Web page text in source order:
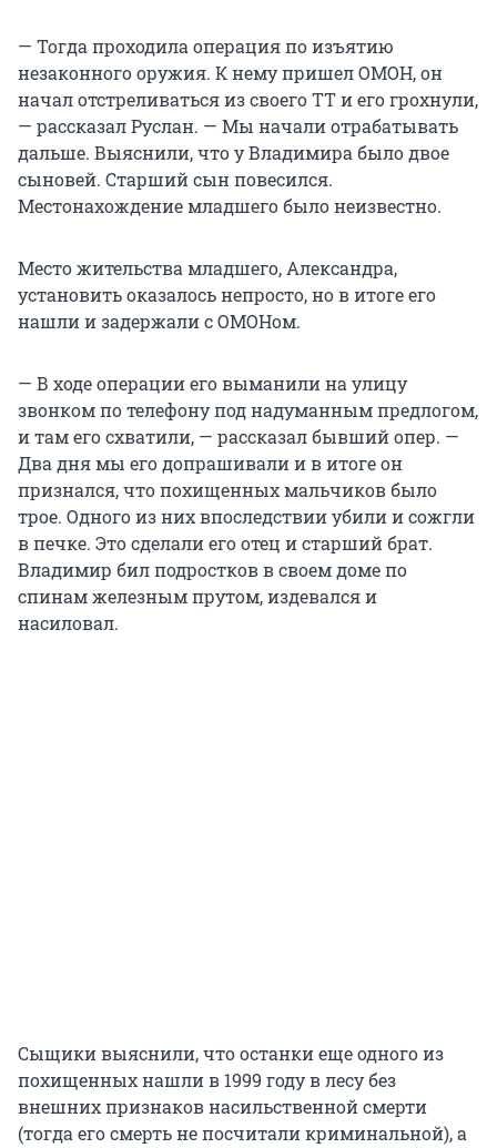
— Тогда проходила операция по изъятию
незаконного оружия. К нему пришел ОМОН, он
начал отстреливаться из своего ТТ и его грохнули,
— рассказал Руслан. — Мы начали отрабатывать
дальше. Выяснили, что у Владимира было двое
сыновей. Старший сын повесился.
Местонахождение младшего было неизвестно.
Место жительства младшего, Александра,
установить оказалось непросто, но в итоге его
нашли и задержали с ОМОНом.
— В ходе операции его выманили на улицу
звонком по телефону под надуманным предлогом,
и там его схватили, — рассказал бывший опер. —
Два дня мы его допрашивали и в итоге он
признался, что похищенных мальчиков было
трое. Одного из них впоследствии убили и сожгли
в печке. Это сделали его отец и старший брат.
Владимир бил подростков в своем доме по
спинам железным прутом, издевался и
насиловал.
Сыщики выяснили, что останки еще одного из
похищенных нашли в 1999 году в лесу без
внешних признаков насильственной смерти
(тогда его смерть не посчитали криминальной), а